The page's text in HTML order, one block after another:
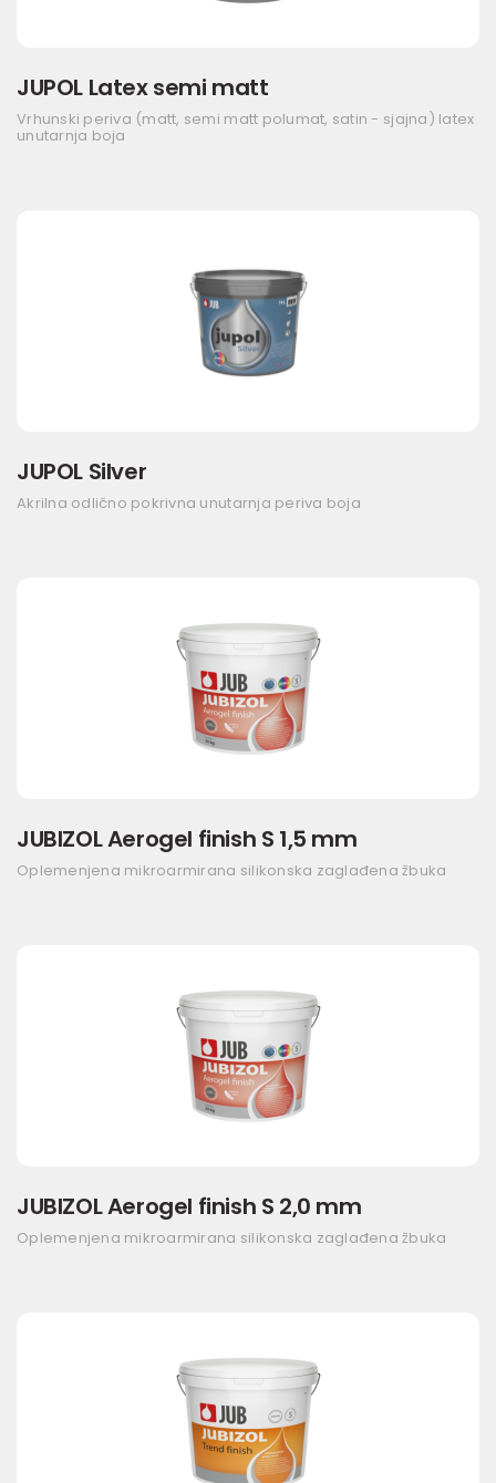
JUPOL Latex semi matt
Vrhunski periva (matt, semi matt polumat, satin - sjajna) latex
unutarnja boja
JUPOL Silver
Akrilna odlično pokrivna unutarnja periva boja
JUBIZOL Aerogel finish S 1,5 mm
Oplemenjena mikroarmirana silikonska zaglađena žbuka
JUBIZOL Aerogel finish S 2,0 mm
Oplemenjena mikroarmirana silikonska zaglađena žbuka